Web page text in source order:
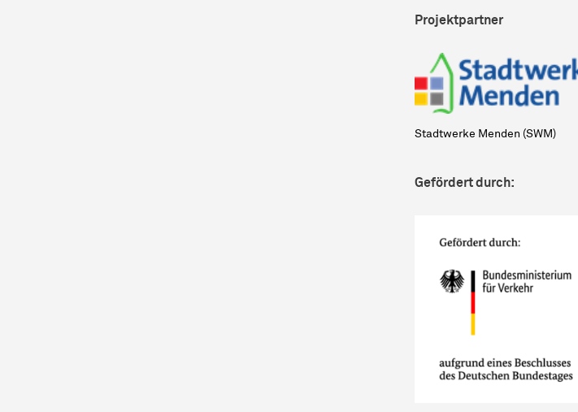
Projektpartner
Stadtwerke Menden (SWM)
Gefördert durch: